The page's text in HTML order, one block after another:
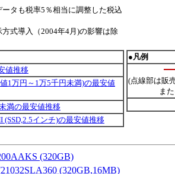
タも税率5％相当に調整した税込
式導入（2004年4月)の影響は除
値推移
1万円～1万5千円未満)の最安値
満の最安値推移
(SSD,2.5インチ)の最安値推移
●凡例
(点線部は販
ま
(320GB)
(320GB,16MB)